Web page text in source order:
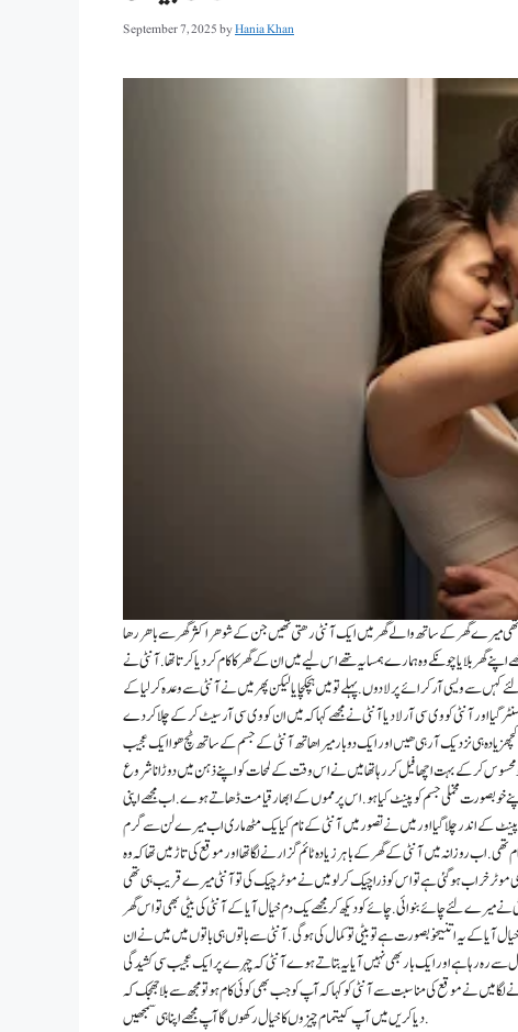
September 7, 2025byHania Khan
کی بات ھے جب میری عمر ۱۶ سال تھی میرے گھر کے ساتھ والےگھر میں ایک آنٹی رھتی تھیں جن کے شوھراکثر گھر سے باھر رھا
گھر بلایا چونکے و ہ ہمارے ہمسایہ تھے اس لیے میں ان کےگھر کا کام کردیا کرتاتھا.آنٹی نے
سے ویسی آر کرائےپر لا دوں .پہلے تو میں ہچکچایا لیکن پھر میں نے آنٹی سے وعدہ کر لیا کے
رہے تھے .میں اپنے محلے کےویڈیوسنٹرگیااور آنٹی کو وی سی آر لادیاآنٹی نےمجھےکہاکہ میں ان کووی سی آرسیٹ کرکےچلا کر دے
ہی نزدیک آ رہی ھیں اور ایک دو بار میرا ھاتھ آنٹی کے جسم کے ساتھ ٹچ ھوا ایک عجیب
کر کے بہت اچھا فیل کر رہا تھا میں نے اس وقت کے لمحات کواپنے ذہن میں دوڑانا شروع
مخملی جسم کو پینٹ کیا ہو. اس پر مموں کے ابھار قیامت ڈھا تے ہوے.اب مجھے اپنی
پینٹ کے اندر چلا گیا اور میں نے تصور میں آنٹی کے نام کیایک مٹھ ماری اب میرے لن سے گرم
روزانہ میں آنٹی کے گھر کے باہر زیادہ ٹائم گزارنے لگا تھا اور موقع کی تاڑ میں تھا کہ و ہ
خراب ہوگئی ہے تو اس کو ذرا چیک کرلو میں نے موٹر چیک کی تو آنٹی میرے قریب ہی تھی
میرے لئے چائے بنوائی. چائے کو دیکھ کر مجھے یک دم خیال آیا کے آنٹی کی بیٹی بھی تو اس گھر
آیا کے یہ اتنیخوبصورت ہے تو بیٹی تو کمال کی ہو گی. آنٹی سے باتوں ہی باتوں میں میں نے ان
سے رہ رہا ہے اور ایک بار بھی نہیں آیا یہ بتاتے ہوے آنٹی کہ چہرے پرایک عجیب سی کشید گی
میں نے موقع کی مناسبت سے آنٹی کو کہا کہ آپ کو جب بھی کوئی کام ہو تو مجھ سے بلا جھجک کہ
دیا کریں میں آپ کیتمام چیزوں کا خیال رکھوں گا آپ مجھے اپنا ہی سمجھیں.